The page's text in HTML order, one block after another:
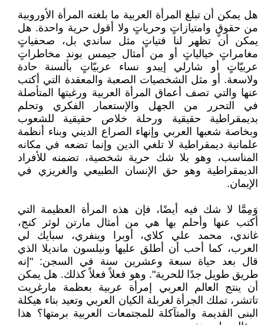
هل يمكن أن تبلغ المرأة العربية ما بلغته المرأة الأوروبية
من حقوقٍ وامتيازاتٍ وحرياتٍ ولا أقول حرية واحدة. هل
يمكن أن تظهر لنا فتياتٍ مثل ساندي بل، صحفياتٍ
مغامراتٍ خيالياتٍ أو من أمثال جيمس بوند مخاطراتٍ
عربيّاتٍ أو شارلي إيبدو نساء عربيّاتٍ بألسنة حادة
ولاسعة. أو مثل الشخصيات الصعبة والمعقدة التي أكتب
عنها والتي تصف أعماق المرأة العربية ورغبتها المتأصلة
في التحرر من الجهل والإستعمار الفكري وتحلم
بديمقراطية حقيقية ورحلة خلاص حقيقية للشعوب
وبخاصة شعبها العربي وإنهاء الصراع الديني وبناء أنظمة
علمانية ديمقراطية لا تلغي الدين وإنما تضعه في مكانه
المناسب، وهو بلا شك حرية شخصية، تضمنه للأفراد
الديمقراطية وهو حق الإنسان الطبيعي والغريزي في
الإيمان.
وَمِمَّا لا شك فيه أيضًا، فإن هذه المرأة العظيمة التي
أكتب عنها وأحلم بها هي من أمثال مارتن لوثر كنج،
غاندي، محمد علي كلاي، أوبرا وينفري، سبايك لي
العرب، كما أحب أن أطلق عليها ونيلسون مانديلا الذي
قال بعد حياة سبعة وعشرين سنة في السجن: "إنه
طريق طويل جدًا للحرية". وهو فعلاً فعلاً كذلك. هل يمكن
أن ينتج العالم العربي إمرأة عربية بعظمة مارغريت
تاتشر، تملك الجرأة لغربلة الكيان العربي وتعيد بناء هيكلة
البنى القديمة والمتآكلة للمجتمعات العربية برمتها؟ هذا